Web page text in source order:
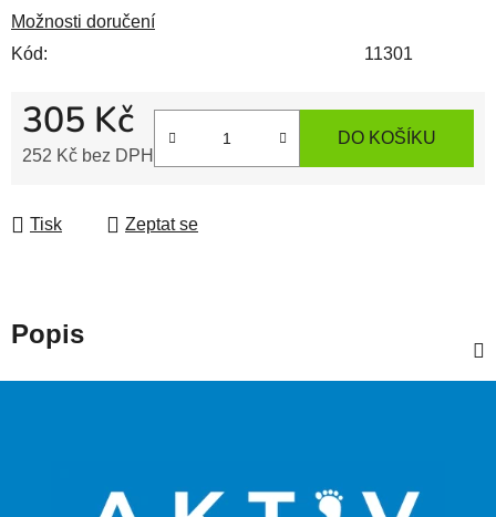
Možnosti doručení
Kód:
11301
305 Kč
252 Kč bez DPH
DO KOŠÍKU
Tisk Zeptat se
Popis